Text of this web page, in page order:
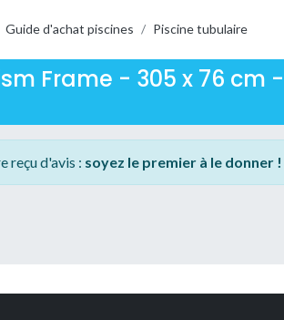
Guide d'achat piscines / Piscine tubulaire
Frame - 305 x 76
reçu d'avis : soyez le premier à le donner !